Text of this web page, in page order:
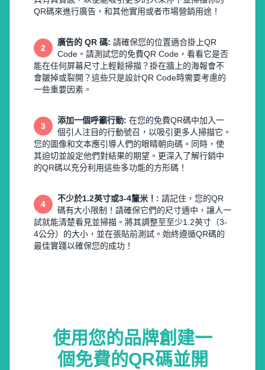
QR碼來進行廣告，和其他實用或者市場營銷用途！
2
廣告的 QR 碼: 請確保您的位置適合掛上QR
Code。請測試您的免費QR Code，看看它是否
能在任何屏幕尺寸上輕鬆掃描？掛在牆上的海報會不
會皺掉或裂開？這些只是設計QR Code時需要考慮的
一些重要因素。
3
添加一個呼籲行動: 在您的免費QR碼中加入一
個引人注目的行動號召，以吸引更多人掃描它。
您的圖像和文本應引導人們的眼睛朝向碼。同時，使
其迫切並設定他們對結果的期望。更深入了解行銷中
的QR碼以充分利用這些多功能的方形碼！
4
不少於1.2英寸或3-4釐米！ : 請記住，您的QR
碼有大小限制！請確保它們的尺寸適中，讓人一
試就能清楚看見並掃描。將其調整至至少1.2英寸（3-
4公分）的大小，並在張貼前測試。始終遵循QR碼的
最佳實踐以確保您的成功！
使用您的品牌創建一
個免費的QR碼並開